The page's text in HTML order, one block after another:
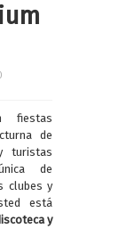
fiestas
de
turistas
de
clubes y
está
y